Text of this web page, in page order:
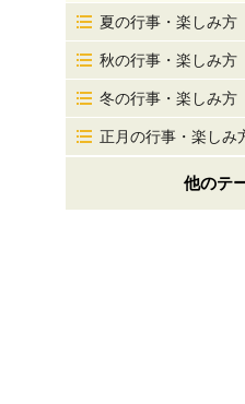
夏の行事・楽しみ方
秋の行事・楽しみ方
冬の行事・楽しみ方
正月の行事・楽しみ
他のテ